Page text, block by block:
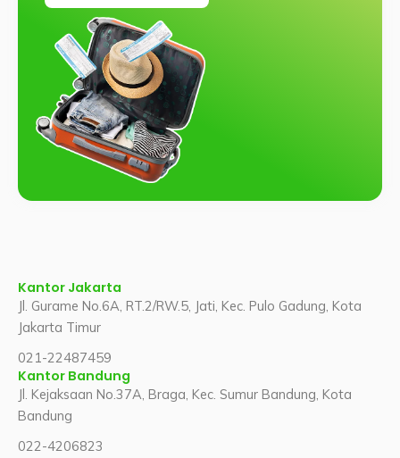
Kantor Jakarta
Jl. Gurame No.6A, RT.2/RW.5, Jati, Kec. Pulo Gadung, Kota
Jakarta Timur
021-22487459
Kantor Bandung
Jl. Kejaksaan No.37A, Braga, Kec. Sumur Bandung, Kota
Bandung
022-4206823